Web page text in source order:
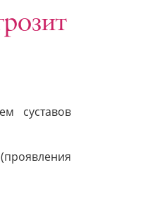
суставов